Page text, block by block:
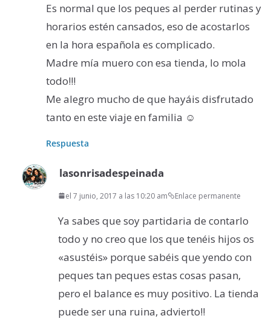
Es normal que los peques al perder rutinas y
horarios estén cansados, eso de acostarlos
en la hora española es complicado.
Madre mía muero con esa tienda, lo mola
todo!!!
Me alegro mucho de que hayáis disfrutado
tanto en este viaje en familia ☺️
Respuesta
lasonrisadespeinada
el 7 junio, 2017 a las 10:20 am Enlace permanente
Ya sabes que soy partidaria de contarlo
todo y no creo que los que tenéis hijos os
«asustéis» porque sabéis que yendo con
peques tan peques estas cosas pasan,
pero el balance es muy positivo. La tienda
puede ser una ruina, advierto!!